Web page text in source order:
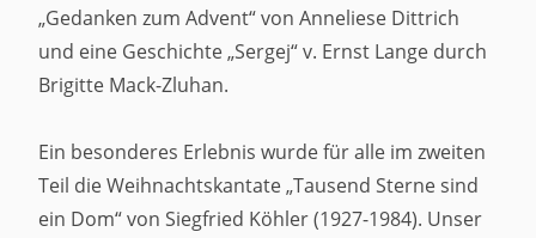
„Gedanken zum Advent“ von Anneliese Dittrich
und eine Geschichte „Sergej“ v. Ernst Lange durch
Brigitte Mack-Zluhan.
Ein besonderes Erlebnis wurde für alle im zweiten
Teil die Weihnachtskantate „Tausend Sterne sind
ein Dom“ von Siegfried Köhler (1927-1984). Unser